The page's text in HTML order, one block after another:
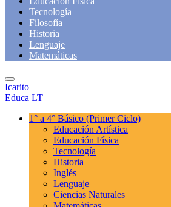
Tecnología
Filosofía
Historia
Lenguaje
Matemáticas
Icarito
Educa LT
1° a 4° Básico (Primer Ciclo)
Educación Artística
Educación Física
Tecnología
Historia
Inglés
Lenguaje
Ciencias Naturales